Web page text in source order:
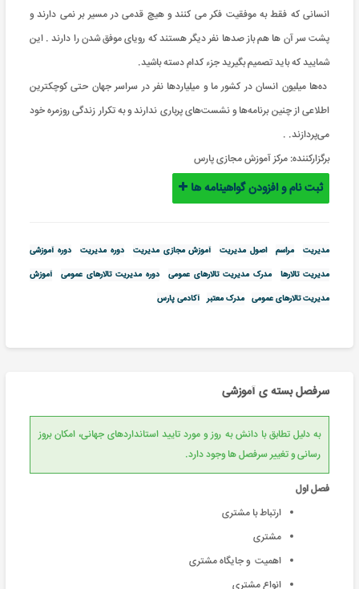
انسانی که فقط به موفقیت فکر می کنند و هیچ قدمی در مسیر بر نمی دارند و
پشت سر آن ها هم باز صدها نفر دیگر هستند که رویای موفق شدن را دارند. این
شمایید که باید تصمیم بگیرید جزء کدام دسته باشید.
ده‌ها میلیون‌ انسان در کشور ما و میلیاردها نفر در سراسر جهان حتی کوچکترین
اطلاعی از چنین برنامه‌ها و نشست‌های پرباری ندارند و به تکرار زندگی روزمره خود
می‌پردازند. .
برگزارکننده: مرکز آموزش مجازی پارس
ثبت نام و افزودن گواهینامه ها
مدیریت مراسم اصول مدیریت آموزش مجازی مدیریت دوره مدیریت
دوره آموزشی
مدیریت تالارها
مدرک مدیریت تالارهای عمومی دوره مدیریت تالارهای عمومی
آموزش
مدیریت تالارهای عمومی مدرک معتبر آکادمی پارس
سرفصل بسته ی آموزشی
به دلیل تطابق با دانش به روز و مورد تایید استانداردهای جهانی، امکان بروز
رسانی و تغییر سرفصل ها وجود دارد.
فصل اول
ارتباط با مشتری
مشتری
اهمیت و جایگاه مشتری
انواع مشتری